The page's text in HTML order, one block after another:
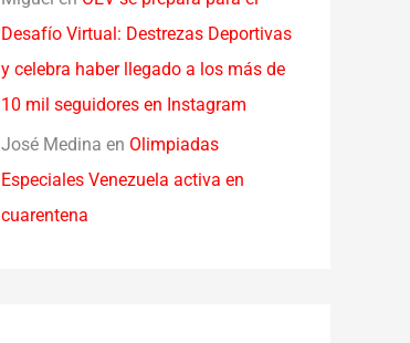
Desafío Virtual: Destrezas Deportivas
y celebra haber llegado a los más de
10 mil seguidores en Instagram
José Medina en Olimpiadas
Especiales Venezuela activa en
cuarentena